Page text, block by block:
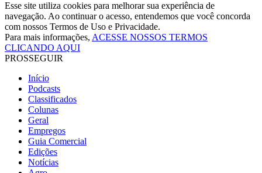
Esse site utiliza cookies para melhorar sua experiência de
navegação. Ao continuar o acesso, entendemos que você concorda
com nossos Termos de Uso e Privacidade.
Para mais informações, ACESSE NOSSOS TERMOS
CLICANDO AQUI
PROSSEGUIR
Início
Podcasts
Classificados
Colunas
Geral
Empregos
Guia Comercial
Edições
Notícias